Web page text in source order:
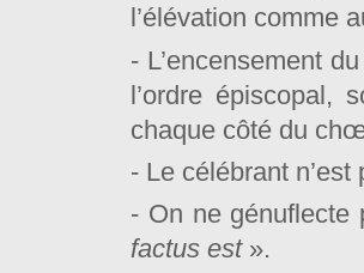
l’élévation comme
- L’encensement
l’ordre épiscopal,
chaque côté du
- Le célébrant
- On ne
factus est ».